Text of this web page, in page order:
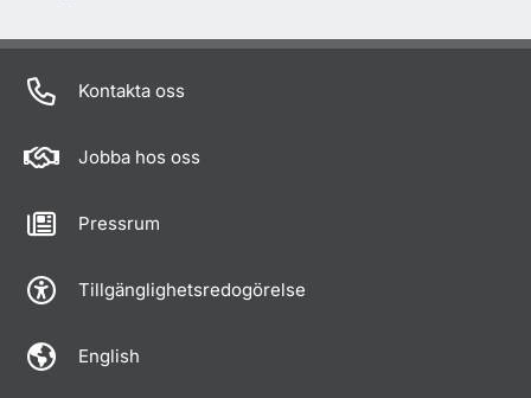
Kontakta oss
Jobba hos oss
Pressrum
Tillgänglighetsredogörelse
English